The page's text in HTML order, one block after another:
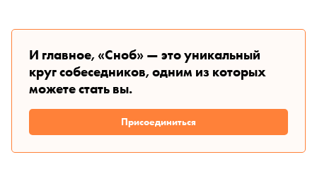
И главное, «Сноб» — это уникальный
круг собеседников, одним из которых
можете стать вы.
Присоединиться